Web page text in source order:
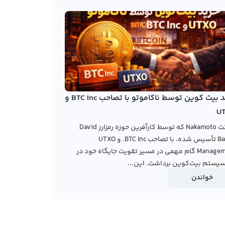
خرید بیت کوین توسط ناکاموتو با تصاحب BTC Inc و
شرکت Nakamoto که توسط کارآفرین حوزه رمزارز David
Bailey تأسیس شده، با تصاحب BTC Inc. و UTXO
Management گام مهمی در مسیر تقویت جایگاه خود در
بیت‌کوین برداشت. این...
خواندن